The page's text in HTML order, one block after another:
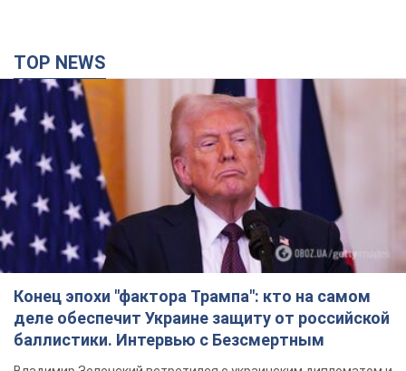
против российских FPV-дронов.
Фото
Это "постапокалиптическая эстетика из мира
"Безумного Макса"
11 часов назад
TOP NEWS